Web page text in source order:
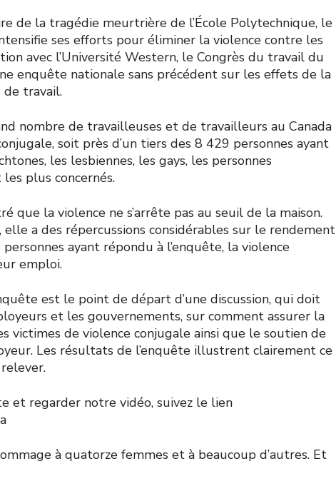
de la tragédie meurtrière de l’École Polytechnique, le
ses efforts pour éliminer la violence contre les
avec l’Université Western, le Congrès du travail du
enquête nationale sans précédent sur les effets de la
de travail.
nombre de travailleuses et de travailleurs au Canada
soit près d’un tiers des 8 429 personnes ayant
les lesbiennes, les gays, les personnes
plus concernés.
que la violence ne s’arrête pas au seuil de la maison.
a des répercussions considérables sur le rendement
ayant répondu à l’enquête, la violence
emploi.
est le point de départ d’une discussion, qui doit
et les gouvernements, sur comment assurer la
victimes de violence conjugale ainsi que le soutien de
Les résultats de l’enquête illustrent clairement ce
et regarder notre vidéo, suivez le lien
à quatorze femmes et à beaucoup d’autres. Et